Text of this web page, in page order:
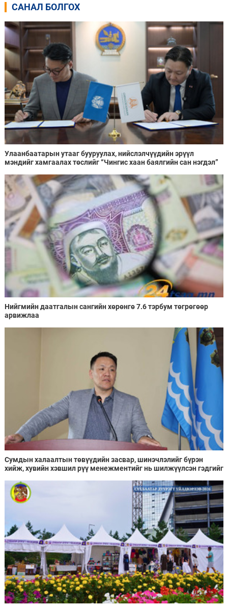
САНАЛ БОЛГОХ
Улаанбаатарын утааг бууруулах, нийслэлчүүдийн эрүүл
мэндийг хамгаалах төслийг “Чингис хаан баялгийн сан нэгдэл”
Нийгмийн даатгалын сангийн хөрөнгө 7.6 тэрбум төгрөгөөр
арвижлаа
Сумдын халаалтын төвүүдийн засвар, шинэчлэлийг бүрэн
хийж, хувийн хэвшил рүү менежментийг нь шилжүүлсэн гэдгийг